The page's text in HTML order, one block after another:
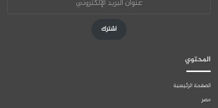
اشترك
المحتوي
الصفحة الرئيسية
مصر